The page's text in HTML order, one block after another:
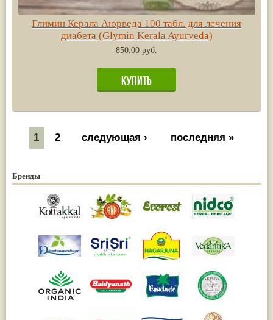
Глимин Керала Аюрведа 100 табл. для лечения
диабета (Glymin Kerala Ayurveda)
850.00 руб.
1 2 следующая › последняя »
Бренды